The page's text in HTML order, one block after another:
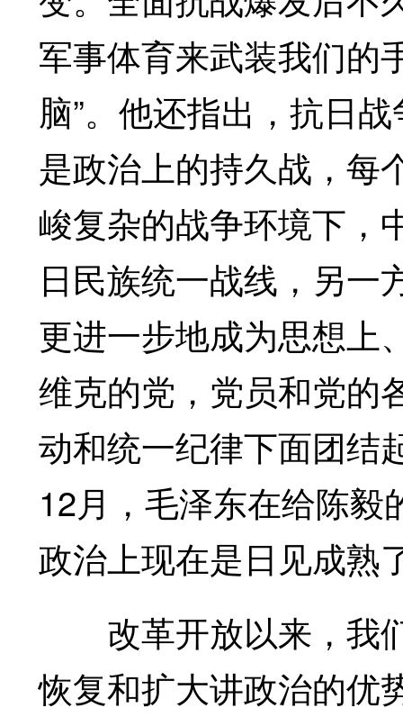
军事体育来武装我们的
脑”。他还指出，抗日
是政治上的持久战，每
峻复杂的战争环境下，
日民族统一战线，另一
更进一步地成为思想上
维克的党，党员和党的
动和统一纪律下面团结
12月，毛泽东在给陈毅
政治上现在是日见成熟
改革开放以来，我
恢复和扩大讲政治的优